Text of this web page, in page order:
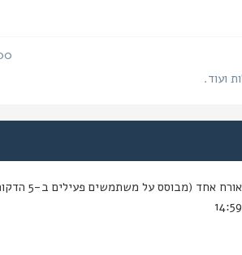
ועוד.
(מבוסס על משתמשים פעילים ב-5 הדקות האחרונות)